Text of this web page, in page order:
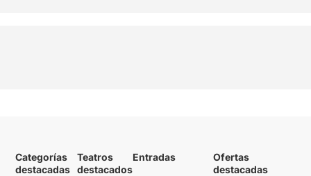
Categorías
destacadas
Teatros
destacados
Entradas
Ofertas
destacadas